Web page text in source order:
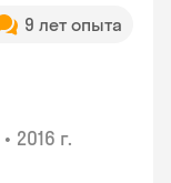
9 лет опыта
• 2016 г.